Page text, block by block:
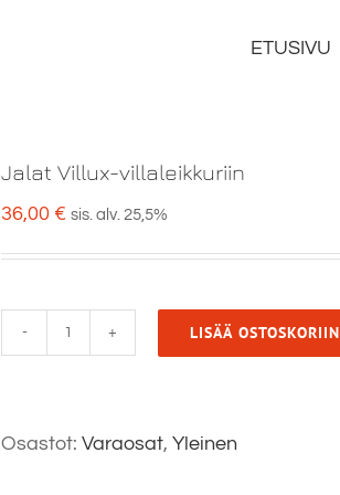
ETUSIVU
Jalat Villux-villaleikkuriin
36,00 € sis. alv. 25,5%
määrä
LISÄÄ OSTOSKORIIN
Osastot: Varaosat, Yleinen